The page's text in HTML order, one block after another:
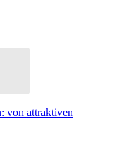
von attraktiven